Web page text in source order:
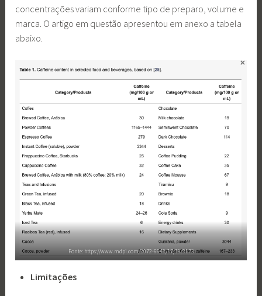
concentrações variam conforme tipo de preparo, volume e
marca. O artigo em questão apresentou em anexo a tabela
abaixo.
Fonte: https://www.mdpi.com/2072-6643/17/19/3173
Limitações